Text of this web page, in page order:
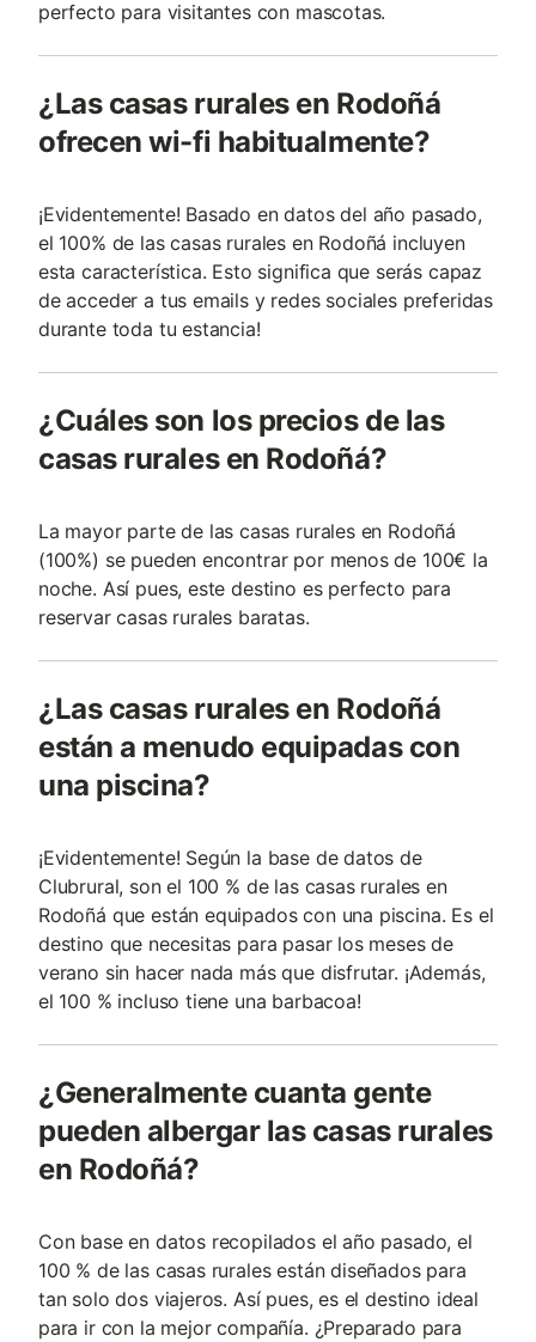
perfecto para visitantes con mascotas.
¿Las casas rurales en Rodoñá
ofrecen wi-fi habitualmente?
¡Evidentemente! Basado en datos del año pasado,
el 100% de las casas rurales en Rodoñá incluyen
esta característica. Esto significa que serás capaz
de acceder a tus emails y redes sociales preferidas
durante toda tu estancia!
¿Cuáles son los precios de las
casas rurales en Rodoñá?
La mayor parte de las casas rurales en Rodoñá
(100%) se pueden encontrar por menos de 100€ la
noche. Así pues, este destino es perfecto para
reservar casas rurales baratas.
¿Las casas rurales en Rodoñá
están a menudo equipadas con
una piscina?
¡Evidentemente! Según la base de datos de
Clubrural, son el 100 % de las casas rurales en
Rodoñá que están equipados con una piscina. Es el
destino que necesitas para pasar los meses de
verano sin hacer nada más que disfrutar. ¡Además,
el 100 % incluso tiene una barbacoa!
¿Generalmente cuanta gente
pueden albergar las casas rurales
en Rodoñá?
Con base en datos recopilados el año pasado, el
100 % de las casas rurales están diseñados para
tan solo dos viajeros. Así pues, es el destino ideal
para ir con la mejor compañía. ¿Preparado para